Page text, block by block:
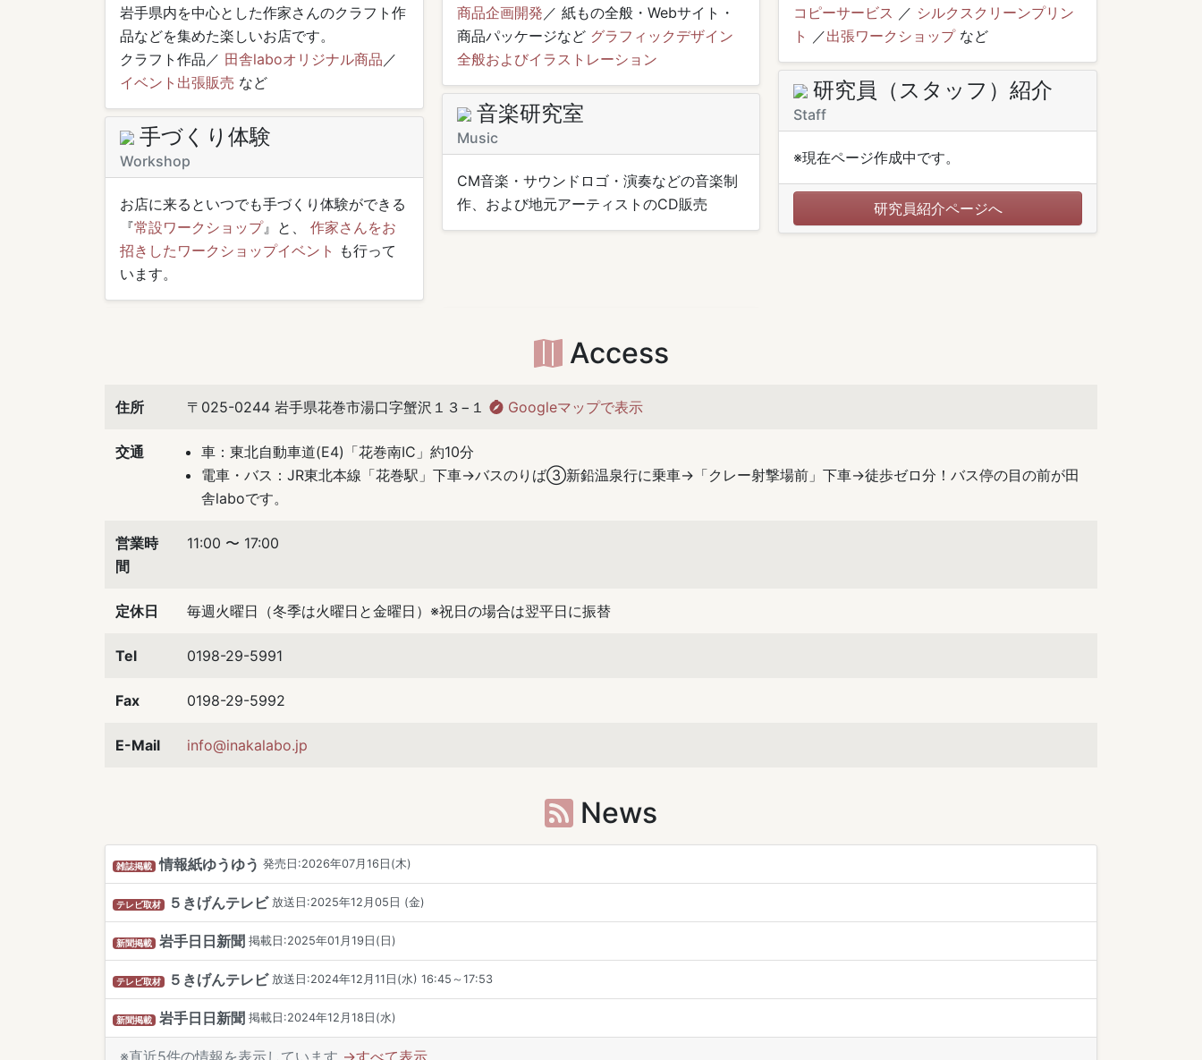
岩手県内を中心とした作家さんのクラフト作
品などを集めた楽しいお店です。
クラフト作品／ 田舎laboオリジナル商品 ／
イベント出張販売 など
手づくり体験
Workshop
お店に来るといつでも手づくり体験ができる
『常設ワークショップ』と、 作家さんをお
招きしたワークショップイベント も行って
います。
商品企画開発 ／ 紙もの全般・Webサイト・
商品パッケージなど グラフィックデザイン
全般およびイラストレーション
音楽研究室
Music
CM音楽・サウンドロゴ・演奏などの音楽制
作、および地元アーティストのCD販売
コピーサービス ／ シルクスクリーンプリン
ト
／出張ワークショップなど
研究員（スタッフ）紹介
Staff
※現在ページ作成中です。
研究員紹介ページへ
Access
住所 〒025-0244 岩手県花巻市湯口字蟹沢１３−１ Googleマップで表示
交通
車：東北自動車道(E4)「花巻南IC」約10分
電車・バス：JR東北本線「花巻駅」下車→バスのりば③新鉛温泉行に乗車→「クレー射撃場前」下車→徒歩ゼロ分！バス停の目の前が田
舎laboです。
営業時
間
11:00 〜 17:00
定休日 毎週火曜日（冬季は火曜日と金曜日）※祝日の場合は翌平日に振替
Tel 0198-29-5991
Fax 0198-29-5992
E-Mail info@inakalabo.jp
News
雑誌掲載 情報紙ゆうゆう 発売日:2026年07月16日(木)
テレビ取材 ５きげんテレビ 放送日:2025年12月05日 (金)
新聞掲載 岩手日日新聞 掲載日:2025年01月19日(日)
テレビ取材 ５きげんテレビ 放送日:2024年12月11日(水) 16:45～17:53
新聞掲載 岩手日日新聞 掲載日:2024年12月18日(水)
※直近5件の情報を表示しています →すべて表示